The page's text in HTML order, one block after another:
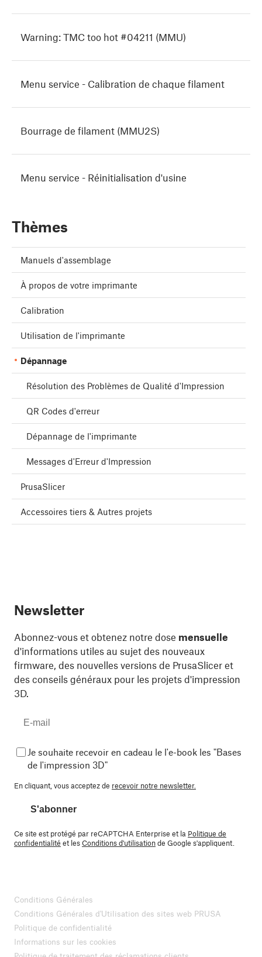
Warning: TMC too hot #04211 (MMU)
Menu service - Calibration de chaque filament
Bourrage de filament (MMU2S)
Menu service - Réinitialisation d'usine
Thèmes
Manuels d'assemblage
À propos de votre imprimante
Calibration
Utilisation de l'imprimante
Dépannage
Résolution des Problèmes de Qualité d'Impression
QR Codes d'erreur
Dépannage de l'imprimante
Messages d'Erreur d'Impression
PrusaSlicer
Accessoires tiers & Autres projets
Newsletter
Abonnez-vous et obtenez notre dose mensuelle
d'informations utiles au sujet des nouveaux
firmware, des nouvelles versions de PrusaSlicer et
des conseils généraux pour les projets d'impression
3D.
Je souhaite recevoir en cadeau le l'e-book les "Bases
de l'impression 3D"
En cliquant, vous acceptez de recevoir notre newsletter.
S'abonner
Ce site est protégé par reCAPTCHA Enterprise et la Politique de
confidentialité et lesConditions d'utilisationde Google s'appliquent.
Conditions Générales
Conditions Générales d'Utilisation des sites web PRUSA
Politique de confidentialité
Informations sur les cookies